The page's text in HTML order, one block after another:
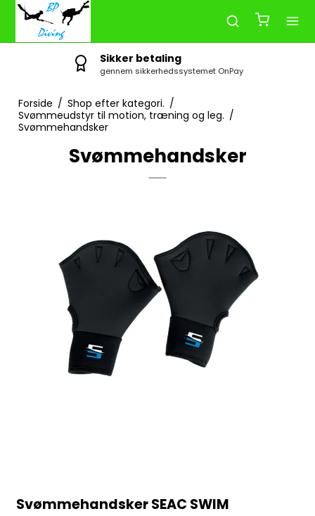
Sikker betaling
gennem sikkerhedssystemet OnPay
Forside / Shop efter kategori. /
Svømmeudstyr til motion, træning og leg. /
Svømmehandsker
Svømmehandsker
Svømmehandsker SEAC SWIM